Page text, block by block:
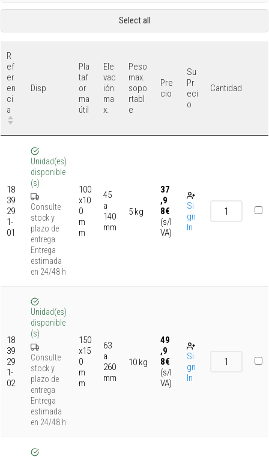
Select all
R
ef
er
en
ci
a
Disp
Pla
taf
or
ma
útil
Ele
vac
ión
ma
x.
Peso
max.
sopo
rtabl
e
Pre
cio
Su
Pr
eci
o
Cantidad
18
39
29
1-
01
Unidad(es)
disponible
(s)
Consulte
stock y
plazo de
entrega
Entrega
estimada
en 24/48 h
100
x10
0
m
m
45
a
140
mm
5 kg
37
,9
8€
(s/I
VA)
Si
gn
In
18
39
29
1-
02
Unidad(es)
disponible
(s)
Consulte
stock y
plazo de
entrega
Entrega
estimada
en 24/48 h
150
x15
0
m
m
63
a
260
mm
10 kg
49
,9
8€
(s/I
VA)
Si
gn
In